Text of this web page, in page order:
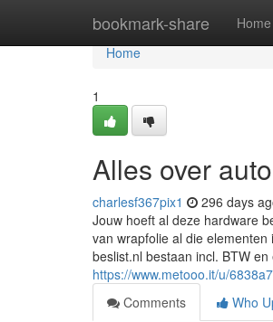
bookmark-share Home
Home
Home
1
Alles over
charlesf367pix1 296 days
Jouw hoeft al deze hardware
van wrapfolie al die
beslist.nl bestaan incl. BTW
https://www.metooo.it/u/
Comments
Who